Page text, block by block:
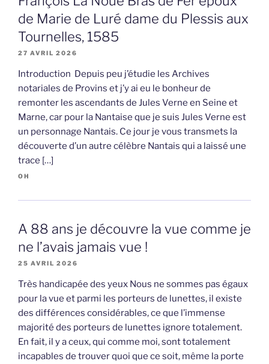
de Marie de Luré dame du Plessis aux
Tournelles, 1585
27 AVRIL 2026
Introduction Depuis peu j’étudie les Archives
notariales de Provins et j’y ai eu le bonheur de
remonter les ascendants de Jules Verne en Seine et
Marne, car pour la Nantaise que je suis Jules Verne est
un personnage Nantais. Ce jour je vous transmets la
découverte d’un autre célèbre Nantais qui a laissé une
trace […]
OH
A 88 ans je découvre la vue comme je
ne l’avais jamais vue !
25 AVRIL 2026
Très handicapée des yeux Nous ne sommes pas égaux
pour la vue et parmi les porteurs de lunettes, il existe
des différences considérables, ce que l’immense
majorité des porteurs de lunettes ignore totalement.
En fait, il y a ceux, qui comme moi, sont totalement
incapables de trouver quoi que ce soit, même la porte